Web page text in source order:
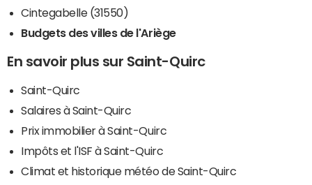
Cintegabelle (31550)
Budgets des villes de l'Ariège
En savoir plus sur Saint-Quirc
Saint-Quirc
Salaires à Saint-Quirc
Prix immobilier à Saint-Quirc
Impôts et l'ISF à Saint-Quirc
Climat et historique météo de Saint-Quirc